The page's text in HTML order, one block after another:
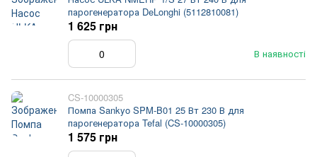
парогенератора DeLonghi (5112810081)
В наявності
1 625 грн
CS-10000305
Помпа Sankyo SPM-B01 25 Вт 230 В для
парогенератора Tefal (CS-10000305)
1 575 грн